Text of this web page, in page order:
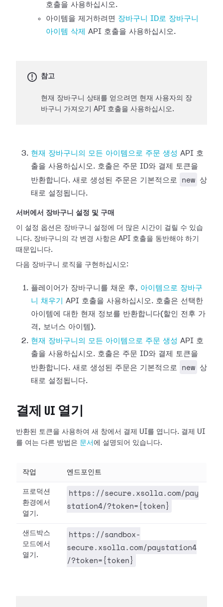
호출을 사용하십시오.
아이템을 제거하려면 장바구니 ID로 장바구니
아이템 삭제
API 호출을 사용하십시오.
참고
현재 장바구니 상태를 얻으려면 현재 사용자의 장
바구니 가져오기 API 호출을 사용하십시오.
현재 장바구니의 모든 아이템으로 주문 생성 API 호
출을 사용하십시오. 호출은 주문 ID와 결제 토큰을
반환합니다. 새로 생성된 주문은 기본적으로
new 상
태로 설정됩니다.
서버에서 장바구니 설정 및 구매
이 설정 옵션은 장바구니 설정에 더 많은 시간이 걸릴 수 있습
니다. 장바구니의 각 변경 사항은 API 호출을 동반해야 하기
때문입니다.
다음 장바구니 로직을 구현하십시오:
플레이어가 장바구니를 채운 후, 아이템으로 장바구
니 채우기
API 호출을 사용하십시오. 호출은 선택한
아이템에 대한 현재 정보를 반환합니다(할인 전후 가
격, 보너스 아이템).
현재 장바구니의 모든 아이템으로 주문 생성 API 호
출을 사용하십시오. 호출은 주문 ID와 결제 토큰을
반환합니다. 새로 생성된 주문은 기본적으로
new 상
태로 설정됩니다.
결제 UI 열기
반환된 토큰을 사용하여 새 창에서 결제 UI를 엽니다. 결제 UI
를 여는 다른 방법은 문서 에 설명되어 있습니다.
작업 엔드포인트
프로덕션
환경에서
열기.
https://secure.xsolla.com/pay
station4/?token={token}
샌드박스
모드에서
열기.
https://sandbox-
secure.xsolla.com/paystation4
/?token={token}